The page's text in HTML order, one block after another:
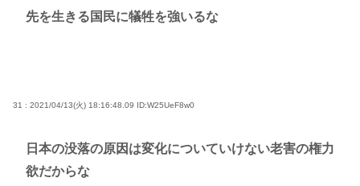
先を生きる国民に犠牲を強いるな
31 : 2021/04/13(火) 18:16:48.09 ID:W25UeF8w0
日本の没落の原因は変化についていけない老害の権力
欲だからな